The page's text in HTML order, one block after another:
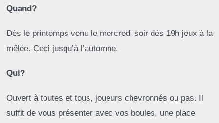
Quand?
Dès le printemps venu le mercredi soir dès 19h jeux à la
mêlée. Ceci jusqu’à l’automne.
Qui?
Ouvert à toutes et tous, joueurs chevronnés ou pas. Il
suffit de vous présenter avec vos boules, une place